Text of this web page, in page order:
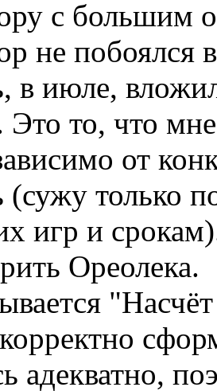
с большим
не побоялся
в июле,
Это то, что
от
(сужу только
игр и
Ореолека.
адекватно,